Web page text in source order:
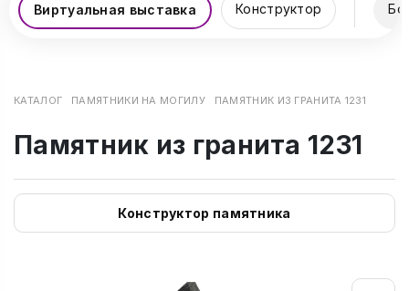
Виртуальная выставка Конструктор
КАТАЛОГ ПАМЯТНИКИ НА МОГИЛУ ПАМЯТНИК ИЗ ГРАНИТА 1231
Памятник из гранита 1231
Конструктор памятника